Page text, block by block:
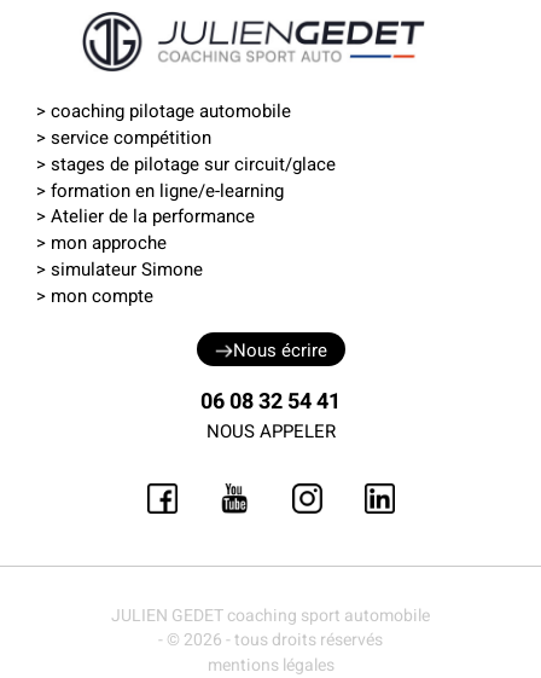
>coaching pilotage automobile
>service compétition
>stages de pilotage sur circuit/glace
>formation en ligne/e-learning
> Atelier de la performance
> mon approche
>simulateur Simone
> mon compte
Nous écrire
06 08 32 54 41
NOUS APPELER
JULIEN GEDET coaching sport automobile
- © 2026 - tous droits réservés
mentions légales